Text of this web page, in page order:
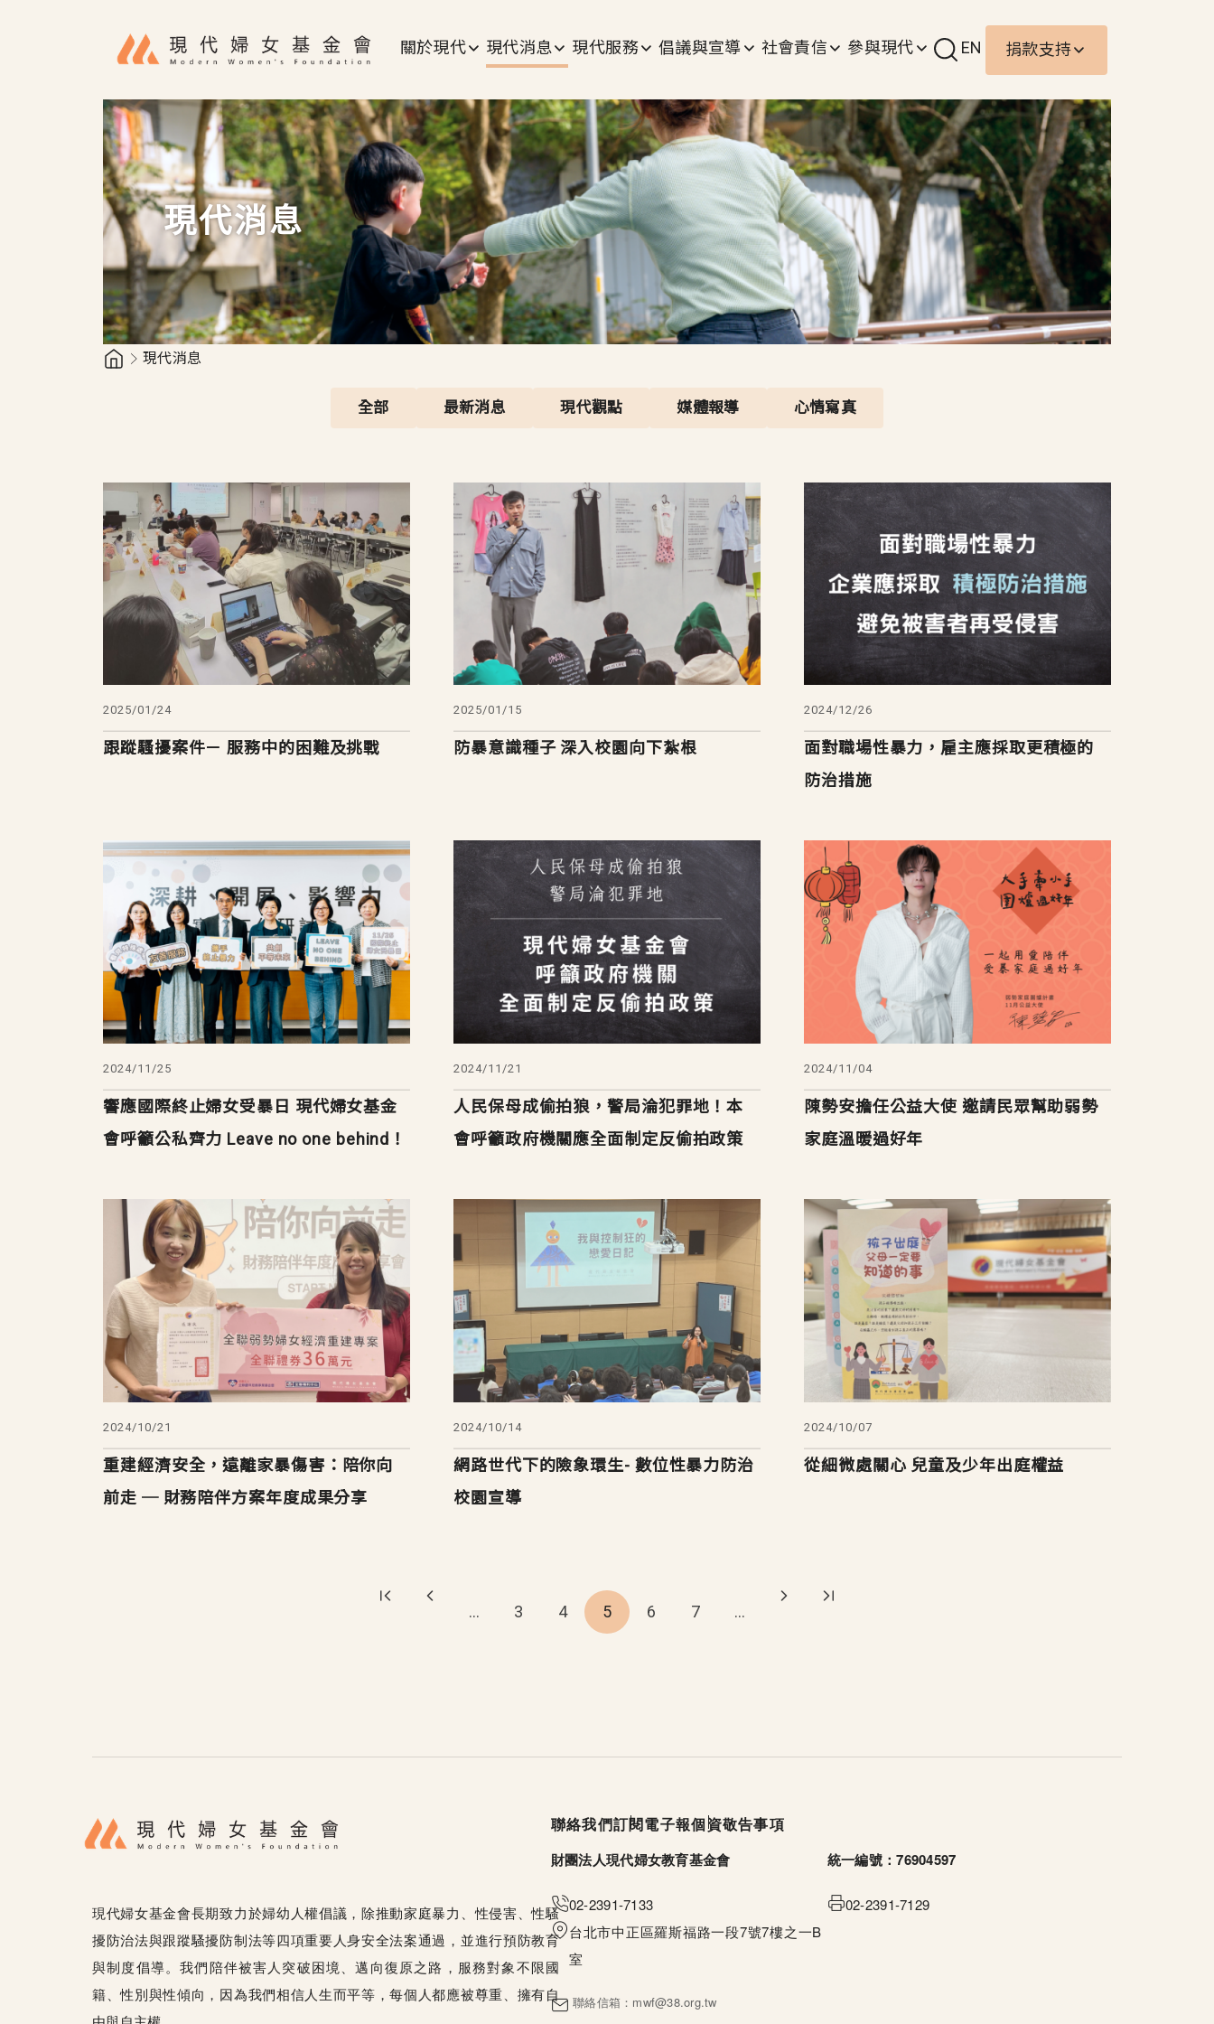
主選單
關於現代 現代消息 現代服務 倡議與宣導 社會責信 參與現代 EN 捐款支持
現代消息
現代消息
全部 最新消息 現代觀點 媒體報導 心情寫真
2025/01/24
跟蹤騷擾案件－ 服務中的困難及挑戰
2025/01/15
防暴意識種子 深入校園向下紮根
2024/12/26
面對職場性暴力，雇主應採取更積極的
防治措施
2024/11/25
響應國際終止婦女受暴日 現代婦女基金
會呼籲公私齊力 Leave no one behind！
2024/11/21
人民保母成偷拍狼，警局淪犯罪地！本
會呼籲政府機關應全面制定反偷拍政策
2024/11/04
陳勢安擔任公益大使 邀請民眾幫助弱勢
家庭溫暖過好年
2024/10/21
重建經濟安全，遠離家暴傷害：陪你向
前走 ─ 財務陪伴方案年度成果分享
2024/10/14
網路世代下的險象環生- 數位性暴力防治
校園宣導
2024/10/07
從細微處關心 兒童及少年出庭權益
… 3 4 5 6 7 …
現代婦女基金會長期致力於婦幼人權倡議，除推動家庭暴力、性侵害、性騷
擾防治法與跟蹤騷擾防制法等四項重要人身安全法案通過，並進行預防教育
與制度倡導。我們陪伴被害人突破困境、邁向復原之路，服務對象不限國
籍、性別與性傾向，因為我們相信人生而平等，每個人都應被尊重、擁有自
聯絡我們訂閱電子報個資敬告事項
財團法人現代婦女教育基金會 統一編號：76904597
02-2391-7133
02-2391-7129
台北市中正區羅斯福路一段7號7樓之一B
室
聯絡信箱： mwf@38.org.tw